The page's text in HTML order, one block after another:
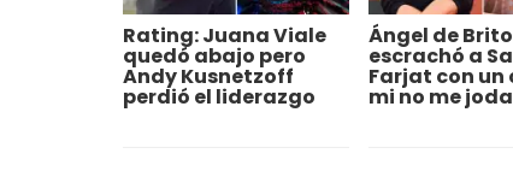
Rating: Juana Viale
quedó abajo pero
Andy Kusnetzoff
perdió el liderazgo
Ángel de Brito
escrachó a
Farjat con un
mi no me